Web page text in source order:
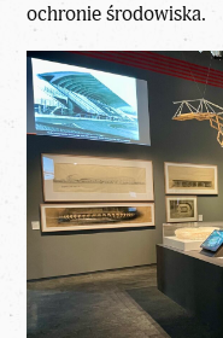
ochronie środowiska.